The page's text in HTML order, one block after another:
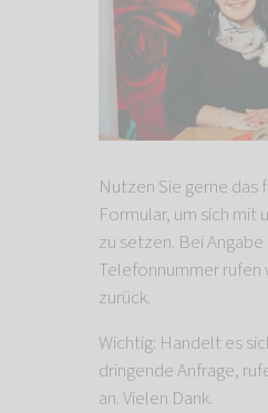
Nutzen Sie gerne das
Formular, um sich mit
zu setzen. Bei
Telefonnummer rufen
zurück.
Wichtig: Handelt es
dringende Anfrage,
an. Vielen Dank.